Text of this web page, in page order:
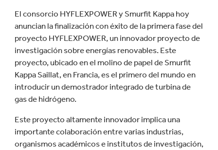
El consorcio HYFLEXPOWER y Smurfit Kappa hoy
anuncian la finalización con éxito de la primera fase del
proyecto HYFLEXPOWER, un innovador proyecto de
investigación sobre energías renovables. Este
proyecto, ubicado en el molino de papel de Smurfit
Kappa Saillat, en Francia, es el primero del mundo en
introducir un demostrador integrado de turbina de
gas de hidrógeno.
Este proyecto altamente innovador implica una
importante colaboración entre varias industrias,
organismos académicos e institutos de investigación,